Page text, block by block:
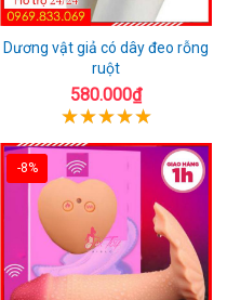
Dương vật giả có dây đeo rỗng
ruột
580.000₫
-8%